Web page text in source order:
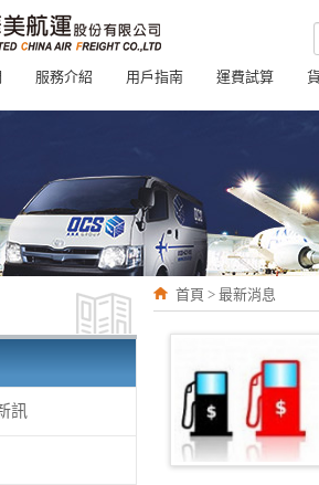
服務介紹 用戶指南 運費試算
訊
首頁 > 最新消息